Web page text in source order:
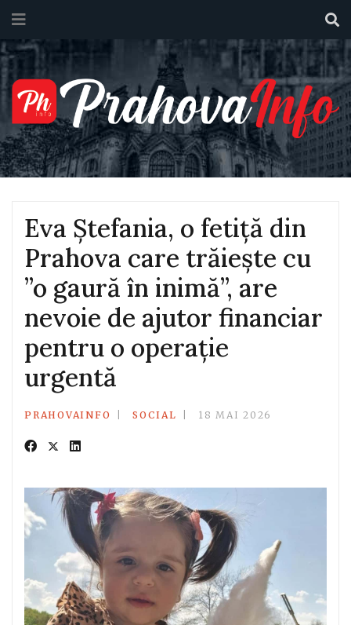
Eva Ștefania, o fetiță din
Prahova care trăiește cu
”o gaură în inimă”, are
nevoie de ajutor financiar
pentru o operație
urgentă
PRAHOVAINFO SOCIAL 18 MAI 2026